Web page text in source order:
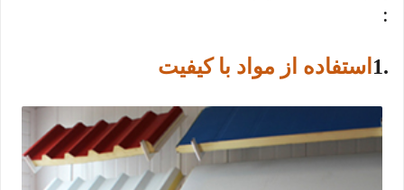
:
1. استفاده از مواد با کیفیت